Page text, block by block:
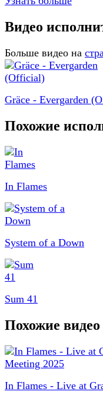
Видео
Больше видео на
Gräce - Evergarden
Похожие
In Flames
System of a Down
Sum 41
Похожие видео
In Flames - Live at